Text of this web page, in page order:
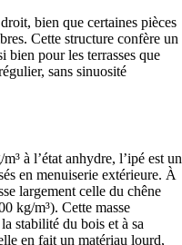
bien que certaines pièces
Cette structure confère un
bien pour les terrasses que
sans sinuosité
à l’état anhydre, l’ipé est un
en menuiserie extérieure. À
largement celle du chêne
kg/m³). Cette masse
stabilité du bois et à sa
en fait un matériau lourd,